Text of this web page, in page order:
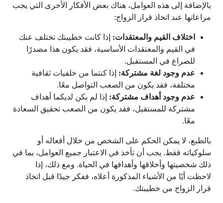
بالإضافة إلى هذه العوامل، هناك بعض الأفكار الأخرى التي يجب
مراعاتها عند اتخاذ قرار الزواج:
اختلاف القيم والمعتقدات: إذا كانت خطيبتك تختلف عنك
في القيم والمعتقدات الأساسية، فقد يكون هذا مصدرًا
للصراع في المستقبل.
عدم وجود لغة مشتركة: إذا كنتما من خلفيات ثقافية
مختلفة، فقد يكون من الصعب التواصل معًا.
عدم وجود أهداف مشتركة: إذا لم يكن لديكما أهداف
مشتركة للمستقبل، فقد يكون من الصعب تحقيق السعادة
معًا.
بالطبع، لا يمكن الحكم على الشخص من خلال أفعاله أو
سلوكياته فقط. يجب أن تأخذ في الاعتبار جميع العوامل، بما في
ذلك شخصيتها وأخلاقها وأهدافها في الحياة. ومع ذلك، إذا
لاحظت أيًا من الأشياء المذكورة أعلاه، ففكر جيدًا قبل اتخاذ
قرار الزواج من خطيبتك.